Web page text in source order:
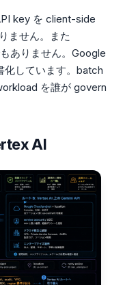
key を client-side
ません。また
ありません。Google
化しています。batch
を誰が govern
AI